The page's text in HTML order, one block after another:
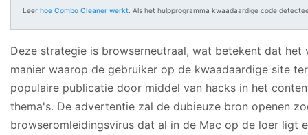
Leer hoe Combo Cleaner werkt . Als het hulpprogramma kwaadaardige code
Deze strategie is browserneutraal, wat betekent dat
manier waarop de gebruiker op de kwaadaardige site
populaire publicatie door middel van hacks in het
thema's. De advertentie zal de dubieuze bron openen
browseromleidingsvirus dat al in de Mac op de loer ligt